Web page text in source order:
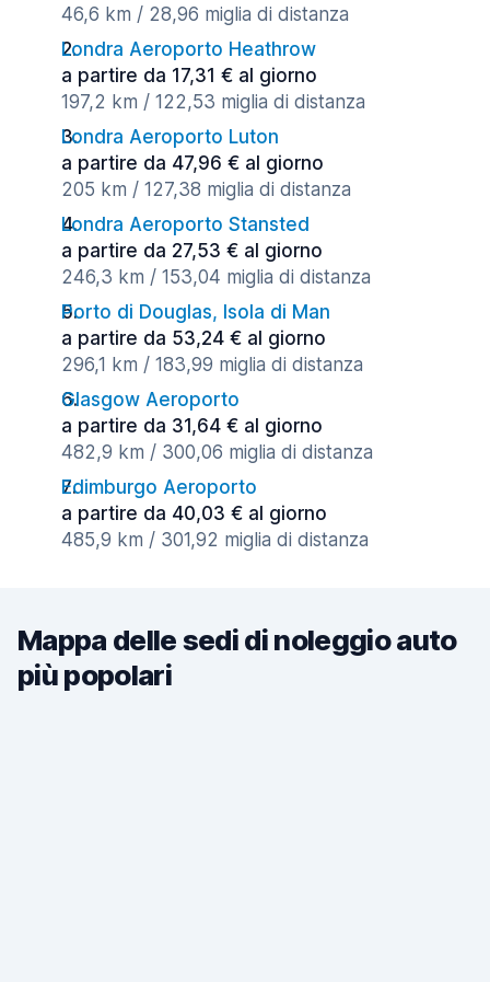
46,6 km / 28,96 miglia di distanza
Londra Aeroporto Heathrow
a partire da 17,31 € al giorno
197,2 km / 122,53 miglia di distanza
Londra Aeroporto Luton
a partire da 47,96 € al giorno
205 km / 127,38 miglia di distanza
Londra Aeroporto Stansted
a partire da 27,53 € al giorno
246,3 km / 153,04 miglia di distanza
Porto di Douglas, Isola di Man
a partire da 53,24 € al giorno
296,1 km / 183,99 miglia di distanza
Glasgow Aeroporto
a partire da 31,64 € al giorno
482,9 km / 300,06 miglia di distanza
Edimburgo Aeroporto
a partire da 40,03 € al giorno
485,9 km / 301,92 miglia di distanza
Mappa delle sedi di noleggio auto
più popolari